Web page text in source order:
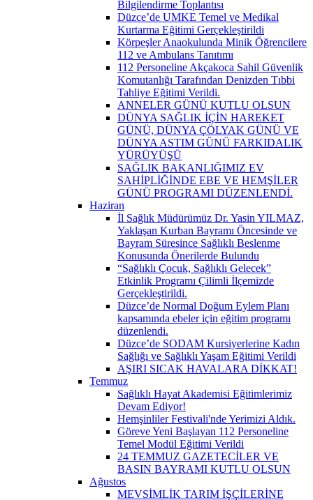
Bilgilendirme Toplantısı
Düzce’de UMKE Temel ve Medikal
Kurtarma Eğitimi Gerçekleştirildi
Körpeşler Anaokulunda Minik Öğrencilere
112 ve Ambulans Tanıtımı
112 Personeline Akçakoca Sahil Güvenlik
Komutanlığı Tarafından Denizden Tıbbi
Tahliye Eğitimi Verildi.
ANNELER GÜNÜ KUTLU OLSUN
DÜNYA SAĞLIK İÇİN HAREKET
GÜNÜ, DÜNYA ÇÖLYAK GÜNÜ VE
DÜNYA ASTIM GÜNÜ FARKIDALIK
YÜRÜYÜŞÜ
SAĞLIK BAKANLIĞIMIZ EV
SAHİPLİĞİNDE EBE VE HEMŞİLER
GÜNÜ PROGRAMI DÜZENLENDİ.
Haziran
İl Sağlık Müdürümüz Dr. Yasin YILMAZ,
Yaklaşan Kurban Bayramı Öncesinde ve
Bayram Süresince Sağlıklı Beslenme
Konusunda Önerilerde Bulundu
“Sağlıklı Çocuk, Sağlıklı Gelecek”
Etkinlik Programı Çilimli İlçemizde
Gerçekleştirildi.
Düzce’de Normal Doğum Eylem Planı
kapsamında ebeler için eğitim programı
düzenlendi.
Düzce’de SODAM Kursiyerlerine Kadın
Sağlığı ve Sağlıklı Yaşam Eğitimi Verildi
AŞIRI SICAK HAVALARA DİKKAT!
Temmuz
Sağlıklı Hayat Akademisi Eğitimlerimiz
Devam Ediyor!
Hemşinliler Festivali'nde Yerimizi Aldık.
Göreve Yeni Başlayan 112 Personeline
Temel Modül Eğitimi Verildi
24 TEMMUZ GAZETECİLER VE
BASIN BAYRAMI KUTLU OLSUN
Ağustos
MEVSİMLİK TARIM İŞÇİLERİNE